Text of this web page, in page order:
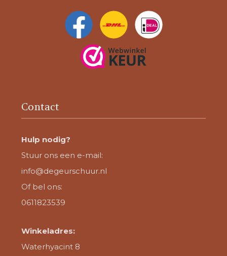
Contact
Hulp nodig?
Stuur ons een e-mail:
info@degeurschuur.nl
Of bel ons:
0611823539
Winkeladres:
Waterhyacint 8